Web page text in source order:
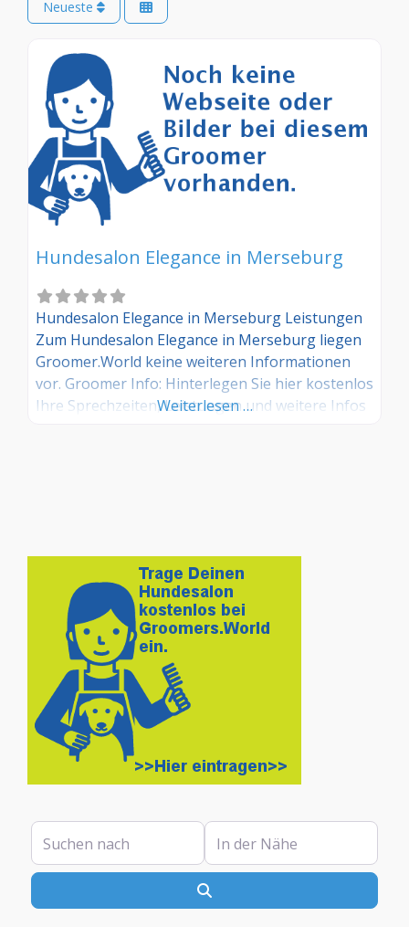
Neueste
Hundesalon Elegance in Merseburg
Hundesalon Elegance in Merseburg Leistungen
Zum Hundesalon Elegance in Merseburg liegen
Groomer.World keine weiteren Informationen
vor. Groomer Info: Hinterlegen Sie hier kostenlos
Ihre Sprechzeiten, Leistungen und weitere Infos
Weiterlesen …
Suchen nach In der Nähe